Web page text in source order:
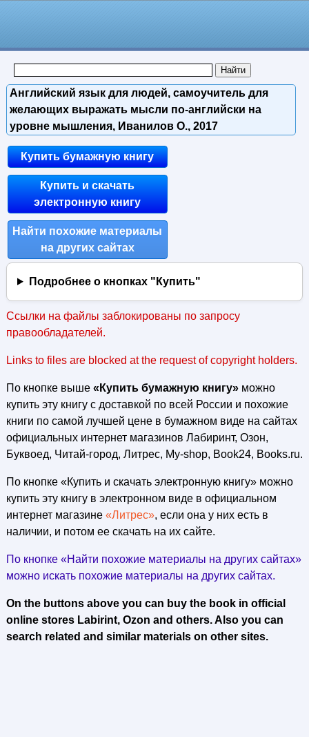
Английский язык для людей, самоучитель для
желающих выражать мысли по-английски на
уровне мышления, Иванилов О., 2017
Купить бумажную книгу
Купить и скачать
электронную книгу
Найти похожие материалы
на других сайтах
Подробнее о кнопках "Купить"
Ссылки на файлы заблокированы по запросу
правообладателей.
Links to files are blocked at the request of copyright holders.
По кнопке выше «Купить бумажную книгу»можно
купить эту книгу с доставкой по всей России и похожие
книги по самой лучшей цене в бумажном виде на сайтах
официальных интернет магазинов Лабиринт, Озон,
Буквоед, Читай-город, Литрес, My-shop, Book24, Books.ru.
По кнопке «Купить и скачать электронную книгу» можно
купить эту книгу в электронном виде в официальном
интернет магазине «Литрес», если она у них есть в
наличии, и потом ее скачать на их сайте.
По кнопке «Найти похожие материалы на других сайтах»
можно искать похожие материалы на других сайтах.
On the buttons above you can buy the book in official
online stores Labirint, Ozon and others. Also you can
search related and similar materials on other sites.